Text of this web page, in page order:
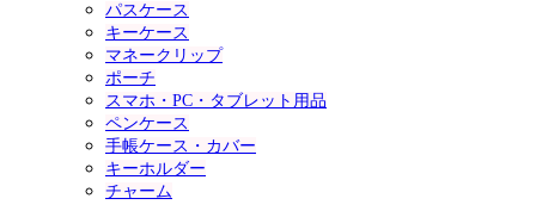
パスケース
キーケース
マネークリップ
ポーチ
スマホ・PC・タブレット用品
ペンケース
手帳ケース・カバー
キーホルダー
チャーム